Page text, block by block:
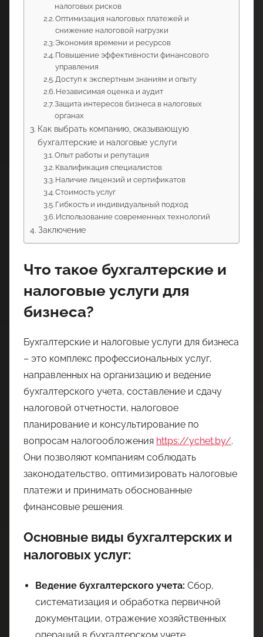
налоговых рисков
Оптимизация налоговых платежей и
снижение налоговой нагрузки
Экономия времени и ресурсов
Повышение эффективности финансового
управления
Доступ к экспертным знаниям и опыту
Независимая оценка и аудит
Защита интересов бизнеса в налоговых
органах
Как выбрать компанию, оказывающую
бухгалтерские и налоговые услуги
Опыт работы и репутация
Квалификация специалистов
Наличие лицензий и сертификатов
Стоимость услуг
Гибкость и индивидуальный подход
Использование современных технологий
Заключение
Что такое бухгалтерские и
налоговые услуги для
бизнеса?
Бухгалтерские и налоговые услуги для бизнеса
– это комплекс профессиональных услуг,
направленных на организацию и ведение
бухгалтерского учета, составление и сдачу
налоговой отчетности, налоговое
планирование и консультирование по
вопросам налогообложения https://ychet.by/.
Они позволяют компаниям соблюдать
законодательство, оптимизировать налоговые
платежи и принимать обоснованные
финансовые решения.
Основные виды бухгалтерских и
налоговых услуг:
Ведение бухгалтерского учета: Сбор,
систематизация и обработка первичной
документации, отражение хозяйственных